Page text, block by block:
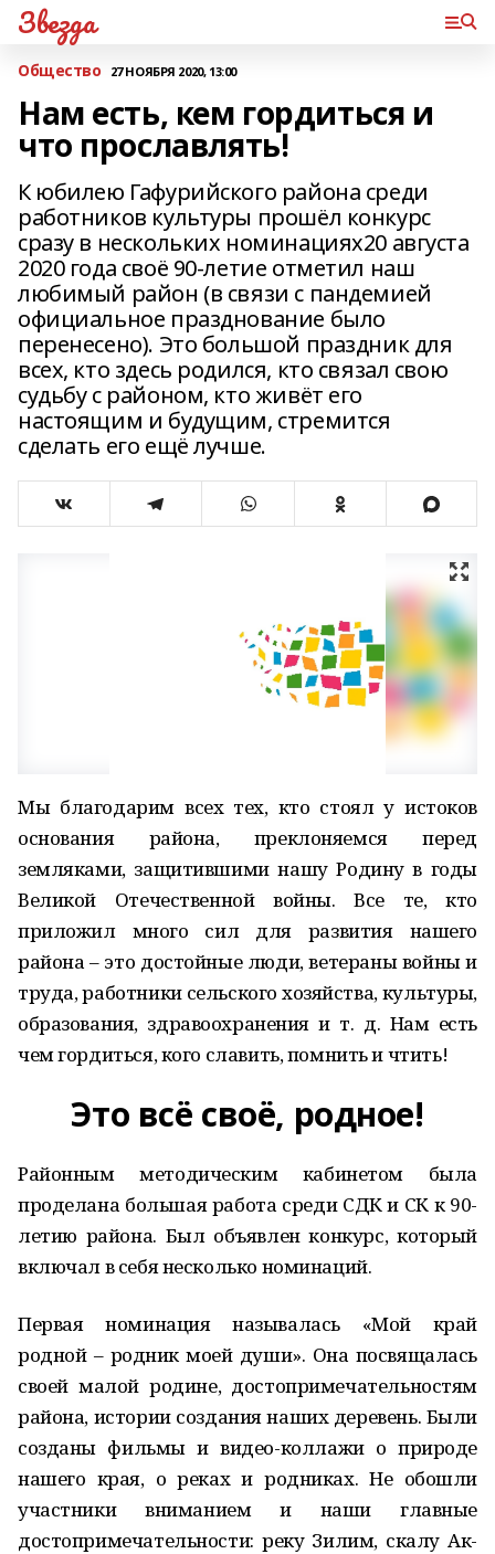
Звезда
Общество 27 НОЯБРЯ 2020, 13:00
Нам есть, кем гордиться и
что прославлять!
К юбилею Гафурийского района среди
работников культуры прошёл конкурс
сразу в нескольких номинациях20 августа
2020 года своё 90-летие отметил наш
любимый район (в связи с пандемией
официальное празднование было
перенесено). Это большой праздник для
всех, кто здесь родился, кто связал свою
судьбу с районом, кто живёт его
настоящим и будущим, стремится
сделать его ещё лучше.
Мы благодарим всех тех, кто стоял у истоков
основания района, преклоняемся перед
земляками, защитившими нашу Родину в годы
Великой Отечественной войны. Все те, кто
приложил много сил для развития нашего
района – это достойные люди, ветераны войны и
труда, работники сельского хозяйства, культуры,
образования, здравоохранения и т. д. Нам есть
чем гордиться, кого славить, помнить и чтить!
Это всё своё, родное!
Районным методическим кабинетом была
проделана большая работа среди СДК и СК к 90-
летию района. Был объявлен конкурс, который
включал в себя несколько номинаций.
Первая номинация называлась «Мой край
родной – родник моей души». Она посвящалась
своей малой родине, достопримечательностям
района, истории создания наших деревень. Были
созданы фильмы и видео-коллажи о природе
нашего края, о реках и родниках. Не обошли
участники вниманием и наши главные
достопримечательности: реку Зилим, скалу Ак-